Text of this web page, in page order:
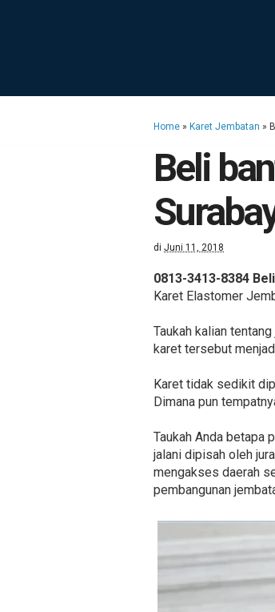
Home » Karet Jembatan »
Beli
di Juni 11, 2018
0813-3413-8384
Karet Elastomer
Taukah kalian
karet tersebut
Karet tidak sedikit
Dimana pun
Taukah Anda betapa
jalani dipisah oleh
mengakses daerah
pembangunan